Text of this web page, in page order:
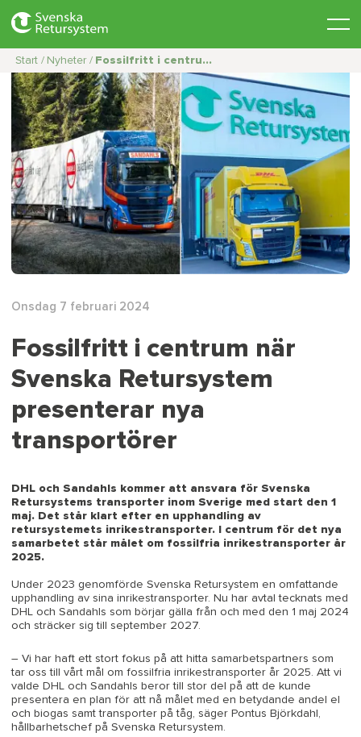
Start / Nyheter / Fossilfritt i centru...
Onsdag 7 februari 2024
Fossilfritt i centrum när
Svenska Retursystem
presenterar nya
transportörer
DHL och Sandahls kommer att ansvara för Svenska
Retursystems transporter inom Sverige med start den 1
maj. Det står klart efter en upphandling av
retursystemets inrikestransporter. I centrum för det nya
samarbetet står målet om fossilfria inrikestransporter år
2025.
Under 2023 genomförde Svenska Retursystem en omfattande
upphandling av sina inrikestransporter. Nu har avtal tecknats med
DHL och Sandahls som börjar gälla från och med den 1 maj 2024
och sträcker sig till september 2027.
– Vi har haft ett stort fokus på att hitta samarbetspartners som
tar oss till vårt mål om fossilfria inrikestransporter år 2025. Att vi
valde DHL och Sandahls beror till stor del på att de kunde
presentera en plan för att nå målet med en betydande andel el
och biogas samt transporter på tåg, säger Pontus Björkdahl,
hållbarhetschef på Svenska Retursystem.